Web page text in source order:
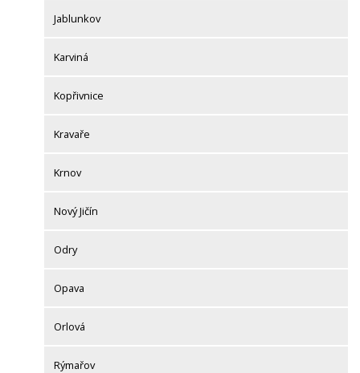
Jablunkov
Karviná
Kopřivnice
Kravaře
Krnov
Nový Jičín
Odry
Opava
Orlová
Rýmařov